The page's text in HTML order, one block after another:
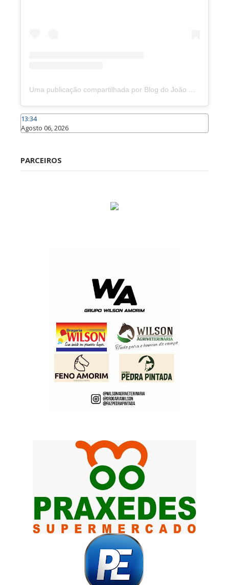
Uma publicação compartilhada por Blog do João Marcolino (@joaomarcolinoneto)
13:34
Agosto 06, 2026
PARCEIROS